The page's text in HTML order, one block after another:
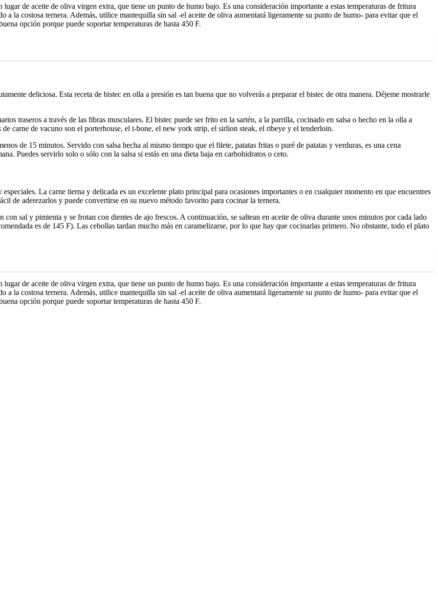
de aceite de oliva virgen extra, que tiene un punto de humo bajo. Es una consideración importante a estas temperaturas de fritura
la costosa ternera. Además, utilice mantequilla sin sal -el aceite de oliva aumentará ligeramente su punto de humo- para evitar que el
opción porque puede soportar temperaturas de hasta 450 F.
deliciosa. Esta receta de bistec en olla a presión es tan buena que no volverás a preparar el bistec de otra manera. Déjeme mostrarle
traseros a través de las fibras musculares. El bistec puede ser frito en la sartén, a la parrilla, cocinado en salsa o hecho en la olla a
carne de vacuno son el porterhouse, el t-bone, el new york strip, el sirlion steak, el ribeye y el tenderloin.
de 15 minutos. Servido con salsa hecha al mismo tiempo que el filete, patatas fritas o puré de patatas y verduras, es una cena
Puedes servirlo solo o sólo con la salsa si estás en una dieta baja en carbohidratos o ceto.
La carne tierna y delicada es un excelente plato principal para ocasiones importantes o en cualquier momento en que encuentres
de aderezarlos y puede convertirse en su nuevo método favorito para cocinar la ternera.
sal y pimienta y se frotan con dientes de ajo frescos. A continuación, se saltean en aceite de oliva durante unos minutos por cada lado
es de 145 F). Las cebollas tardan mucho más en caramelizarse, por lo que hay que cocinarlas primero. No obstante, todo el plato
de aceite de oliva virgen extra, que tiene un punto de humo bajo. Es una consideración importante a estas temperaturas de fritura
la costosa ternera. Además, utilice mantequilla sin sal -el aceite de oliva aumentará ligeramente su punto de humo- para evitar que el
opción porque puede soportar temperaturas de hasta 450 F.